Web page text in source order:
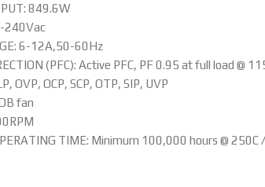
849.6W
240Vac
6-12A,50-60Hz
(PFC): Active PFC, PF 0.95 at full load @
OVP, OCP, SCP, OTP, SIP, UVP
fan
TIME: Minimum 100,000 hours @ 250C